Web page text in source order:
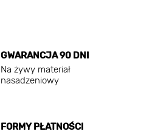
GWARANCJA 90 DNI
Na żywy materiał
nasadzeniowy
FORMY PŁATNOŚCI